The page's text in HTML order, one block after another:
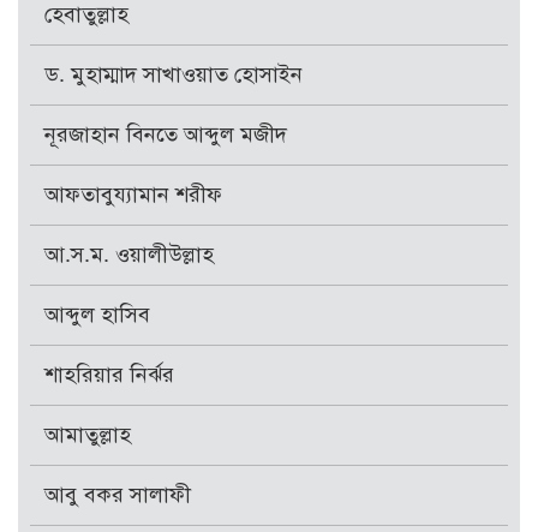
হেবাতুল্লাহ
ড. মুহাম্মাদ সাখাওয়াত হোসাইন
নূরজাহান বিনতে আব্দুল মজীদ
আফতাবুয্যামান শরীফ
আ.স.ম. ওয়ালীউল্লাহ
আব্দুল হাসিব
শাহরিয়ার নির্ঝর
আমাতুল্লাহ
আবু বকর সালাফী